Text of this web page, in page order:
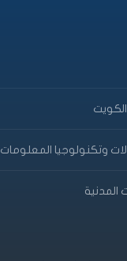
الكويت
وتكنولوجيا المعلومات
المدنية